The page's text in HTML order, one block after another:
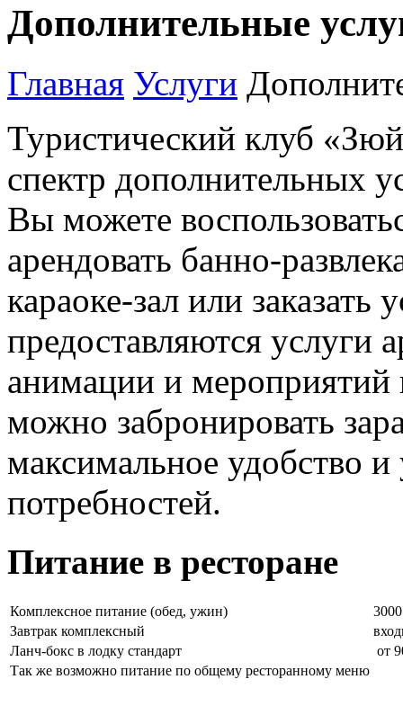
Дополнительные
Главная Услуги
Туристический клуб
спектр дополнительных
Вы можете
арендовать банно-
караоке-зал или
предоставляются услуги
анимации и мероприятий
можно забронировать
максимальное удобство
потребностей.
Питание в ресторане
Комплексное питание (обед, ужин)
Завтрак комплексный
Ланч-бокс в лодку стандарт
от
Так же возможно питание по общему ресторанному меню